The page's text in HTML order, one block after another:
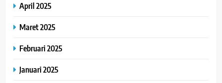
April 2025
Maret 2025
Februari 2025
Januari 2025